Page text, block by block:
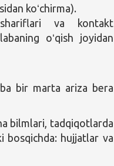
koʻchirma).
va kontakt
oʻqish joyidan
bir marta ariza bera
bilmlari, tadqiqotlarda
bosqichda: hujjatlar va